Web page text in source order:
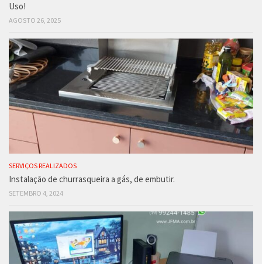
Uso!
AGOSTO 26, 2025
SERVIÇOS REALIZADOS
Instalação de churrasqueira a gás, de embutir.
SETEMBRO 4, 2024